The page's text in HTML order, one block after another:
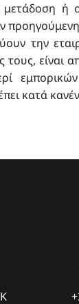
ή
την
τους, είναι
κατά